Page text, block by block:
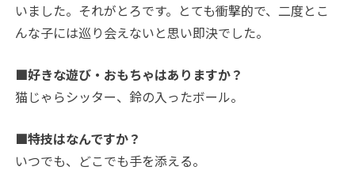
いました。それがとろです。とても衝撃的で、二度とこ
んな子には巡り会えないと思い即決でした。
■好きな遊び・おもちゃはありますか？
猫じゃらシッター、鈴の入ったボール。
■特技はなんですか？
いつでも、どこでも手を添える。